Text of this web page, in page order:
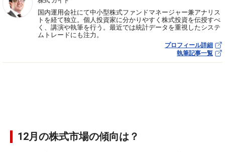
国内運用会社にて中小型株式ファンドマネージャー兼アナリス
トを経て独立。個人投資家に分かりやすく株式投資を伝授すべ
く、講演や執筆を行う。最近では統計データを重視したシステ
ムトレードにも注力。
プロフィール詳細
執筆記事一覧
12月の株式市場の傾向は？